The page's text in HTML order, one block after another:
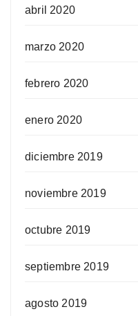
abril 2020
marzo 2020
febrero 2020
enero 2020
diciembre 2019
noviembre 2019
octubre 2019
septiembre 2019
agosto 2019